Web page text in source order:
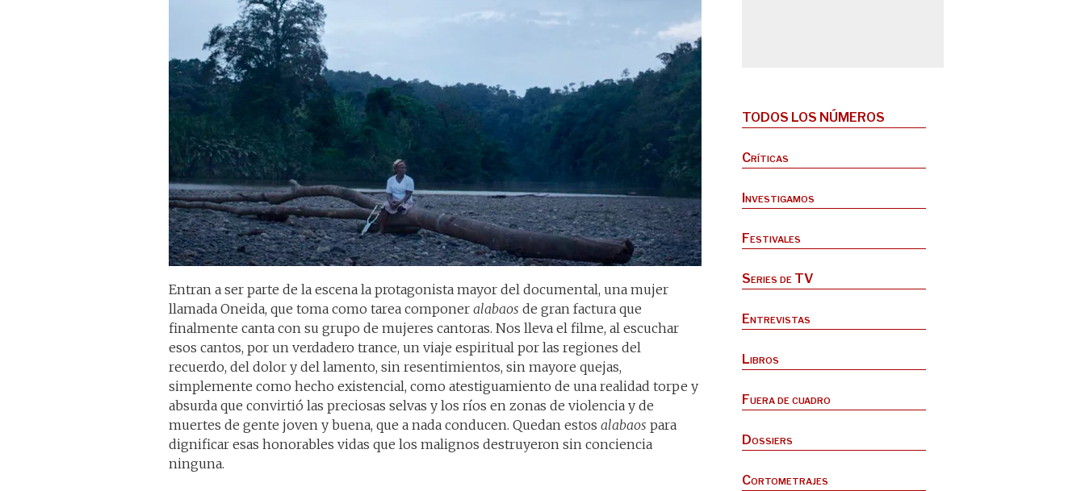
Entran a ser parte de la escena la protagonista mayor del documental, una mujer
llamada Oneida, que toma como tarea componer alabaos de gran factura que
finalmente canta con su grupo de mujeres cantoras. Nos lleva el filme, al escuchar
esos cantos, por un verdadero trance, un viaje espiritual por las regiones del
recuerdo, del dolor y del lamento, sin resentimientos, sin mayore quejas,
simplemente como hecho existencial, como atestiguamiento de una realidad torpe y
absurda que convirtió las preciosas selvas y los ríos en zonas de violencia y de
muertes de gente joven y buena, que a nada conducen. Quedan estos alabaos para
dignificar esas honorables vidas que los malignos destruyeron sin conciencia
ninguna.
TODOS LOS NÚMEROS
Críticas
Investigamos
Festivales
Series de TV
Entrevistas
Libros
Fuera de cuadro
Dossiers
Cortometrajes